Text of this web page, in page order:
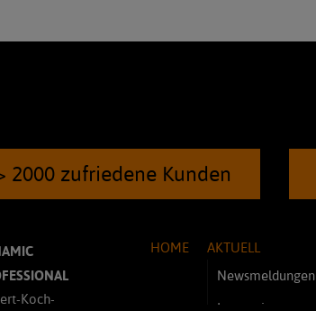
2000 zufriedene Kunden
Koch-
HOME
AKTUELL
Newsmeldungen
Innovationen